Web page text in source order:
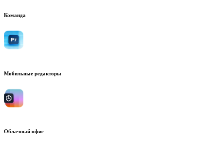
Команда
Мобильные редакторы
Облачный офис